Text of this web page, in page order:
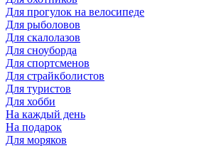
Для прогулок на велосипеде
Для рыболовов
Для скалолазов
Для сноуборда
Для спортсменов
Для страйкболистов
Для туристов
Для хобби
На каждый день
На подарок
Для моряков